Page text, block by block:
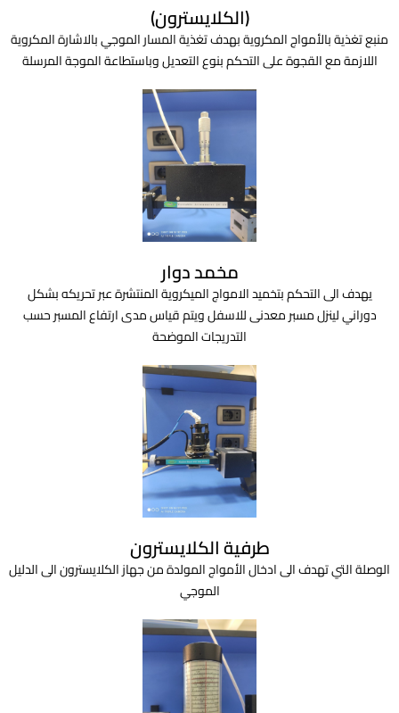
(الكلايسترون)
منبع تغذية بالأمواج المكروية بهدف تغذية المسار الموجي بالاشارة المكروية
اللازمة مع القجوة على التحكم بنوع التعديل وباستطاعة الموجة المرسلة
مخمد دوار
يهدف الى التحكم بتخميد الامواج الميكروية المنتشرة عبر تحريكه بشكل
دوراني لينزل مسبر معدنى للاسفل ويتم قياس مدى ارتفاع المسبر حسب
التدريجات الموضحة
طرفية الكلايسترون
الوصلة التي تهدف الى ادخال الأمواج المولدة من جهاز الكلايسترون الى الدليل
الموجي